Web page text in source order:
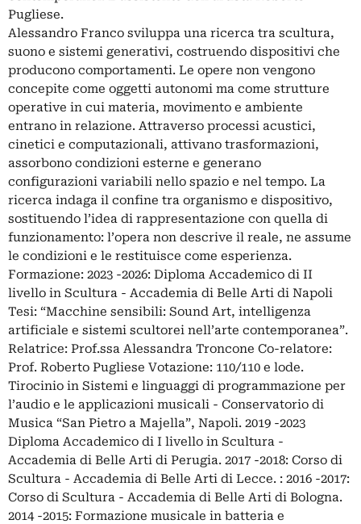
Pugliese.
Alessandro Franco sviluppa una ricerca tra scultura,
suono e sistemi generativi, costruendo dispositivi che
producono comportamenti. Le opere non vengono
concepite come oggetti autonomi ma come strutture
operative in cui materia, movimento e ambiente
entrano in relazione. Attraverso processi acustici,
cinetici e computazionali, attivano trasformazioni,
assorbono condizioni esterne e generano
configurazioni variabili nello spazio e nel tempo. La
ricerca indaga il confine tra organismo e dispositivo,
sostituendo l’idea di rappresentazione con quella di
funzionamento: l’opera non descrive il reale, ne assume
le condizioni e le restituisce come esperienza.
Formazione: 2023 -2026: Diploma Accademico di II
livello in Scultura - Accademia di Belle Arti di Napoli
Tesi: “Macchine sensibili: Sound Art, intelligenza
artificiale e sistemi scultorei nell’arte contemporanea”.
Relatrice: Prof.ssa Alessandra Troncone Co-relatore:
Prof. Roberto Pugliese Votazione: 110/110 e lode.
Tirocinio in Sistemi e linguaggi di programmazione per
l’audio e le applicazioni musicali - Conservatorio di
Musica “San Pietro a Majella”, Napoli. 2019 -2023
Diploma Accademico di I livello in Scultura -
Accademia di Belle Arti di Perugia. 2017 -2018: Corso di
Scultura - Accademia di Belle Arti di Lecce. : 2016 -2017:
Corso di Scultura - Accademia di Belle Arti di Bologna.
2014 -2015: Formazione musicale in batteria e